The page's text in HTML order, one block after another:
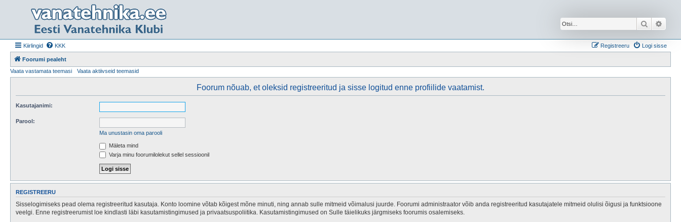
Otsi
Kiirlingid KKK Logi sisse
Registreeru
Foorumi pealeht
Vaata vastamata teemasi
Vaata aktiivseid teemasid
Foorum nõuab, et oleksid registreeritud ja sisse logitud enne profiilide vaatamist.
Kasutajanimi:
Parool:
Ma unustasin oma parooli
Mäleta mind
Varja minu foorumilolekut sellel sessioonil
REGISTREERU
Sisselogimiseks pead olema registreeritud kasutaja. Konto loomine võtab kõigest mõne minuti, ning annab sulle mitmeid võimalusi juurde. Foorumi administraator võib anda registreeritud kasutajatele mitmeid olulisi õigusi ja funktsioone
veelgi. Enne registreerumist loe kindlasti läbi kasutamistingimused ja privaatsuspoliitika. Kasutamistingimused on Sulle täielikuks järgmiseks foorumis osalemiseks.